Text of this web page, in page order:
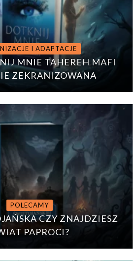
I ADAPTACJE
MNIE TAHEREH MAFI
ZEKRANIZOWANA
POLECAMY
CZY ZNAJDZIESZ
PAPROCI?